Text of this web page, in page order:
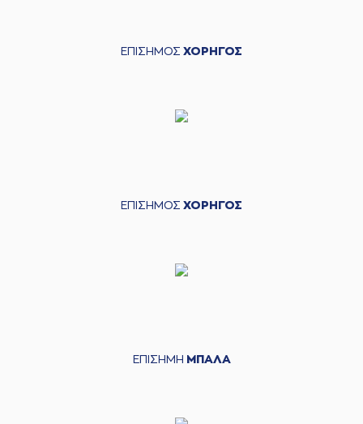
ΕΠΙΣΗΜΟΣ ΧΟΡΗΓΟΣ
ΕΠΙΣΗΜΟΣ ΧΟΡΗΓΟΣ
ΕΠΙΣΗΜΗ ΜΠΑΛΑ